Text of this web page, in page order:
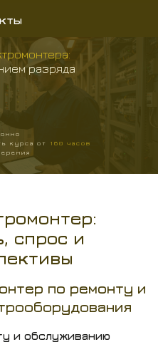
курса от 160 часов
разряда
спрос и
по ремонту и
и обслуживанию